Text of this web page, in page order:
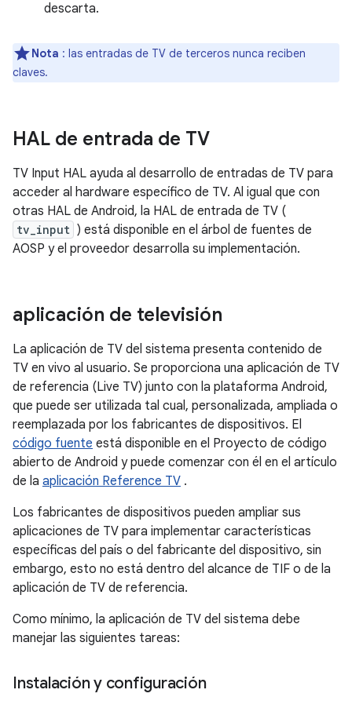
descarta.
Nota : las entradas de TV de terceros nunca reciben
claves.
HAL de entrada de TV
TV Input HAL ayuda al desarrollo de entradas de TV para
acceder al hardware específico de TV. Al igual que con
otras HAL de Android, la HAL de entrada de TV (
tv_input ) está disponible en el árbol de fuentes de
AOSP y el proveedor desarrolla su implementación.
aplicación de televisión
La aplicación de TV del sistema presenta contenido de
TV en vivo al usuario. Se proporciona una aplicación de TV
de referencia (Live TV) junto con la plataforma Android,
que puede ser utilizada tal cual, personalizada, ampliada o
reemplazada por los fabricantes de dispositivos. El
código fuente está disponible en el Proyecto de código
abierto de Android y puede comenzar con él en el artículo
de la aplicación Reference TV .
Los fabricantes de dispositivos pueden ampliar sus
aplicaciones de TV para implementar características
específicas del país o del fabricante del dispositivo, sin
embargo, esto no está dentro del alcance de TIF o de la
aplicación de TV de referencia.
Como mínimo, la aplicación de TV del sistema debe
manejar las siguientes tareas:
Instalación y configuración